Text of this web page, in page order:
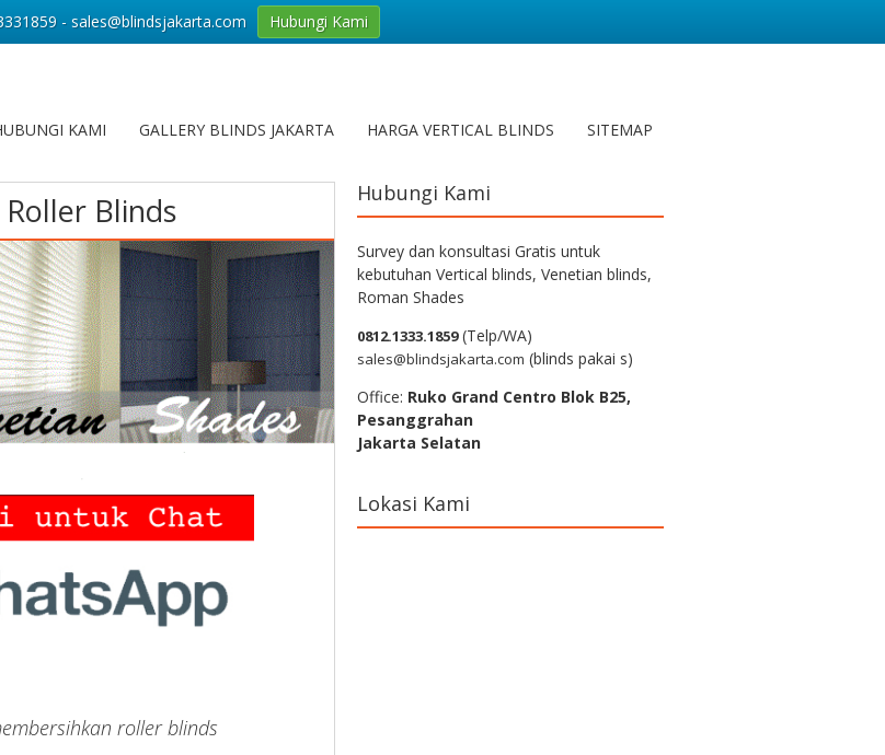
KAMI GALLERY BLINDS JAKARTA HARGA VERTICAL BLINDS SITEMAP
Blinds
roller blinds
Hubungi Kami
Survey dan konsultasi Gratis untuk
kebutuhan Vertical blinds, Venetian blinds,
Roman Shades
0812.1333.1859 (Telp/WA)
sales@blindsjakarta.com (blinds pakai s)
Office: Ruko Grand Centro Blok B25,
Pesanggrahan
Jakarta Selatan
Lokasi Kami
- sales@blindsjakarta.com Hubungi Kami